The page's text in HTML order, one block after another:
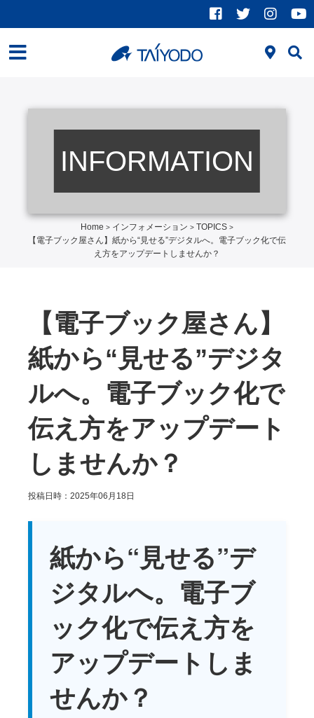
INFORMATION
Home > インフォメーション > TOPICS >
【電子ブック屋さん】紙から“見せる”デジタルへ。電子ブック化で伝
え方をアップデートしませんか？
【電子ブック屋さん】
紙から“見せる”デジタ
ルへ。電子ブック化で
伝え方をアップデート
しませんか？
投稿日時：2025年06月18日
紙から“見せる”デ
ジタルへ。電子ブ
ック化で伝え方を
アップデートしま
せんか？